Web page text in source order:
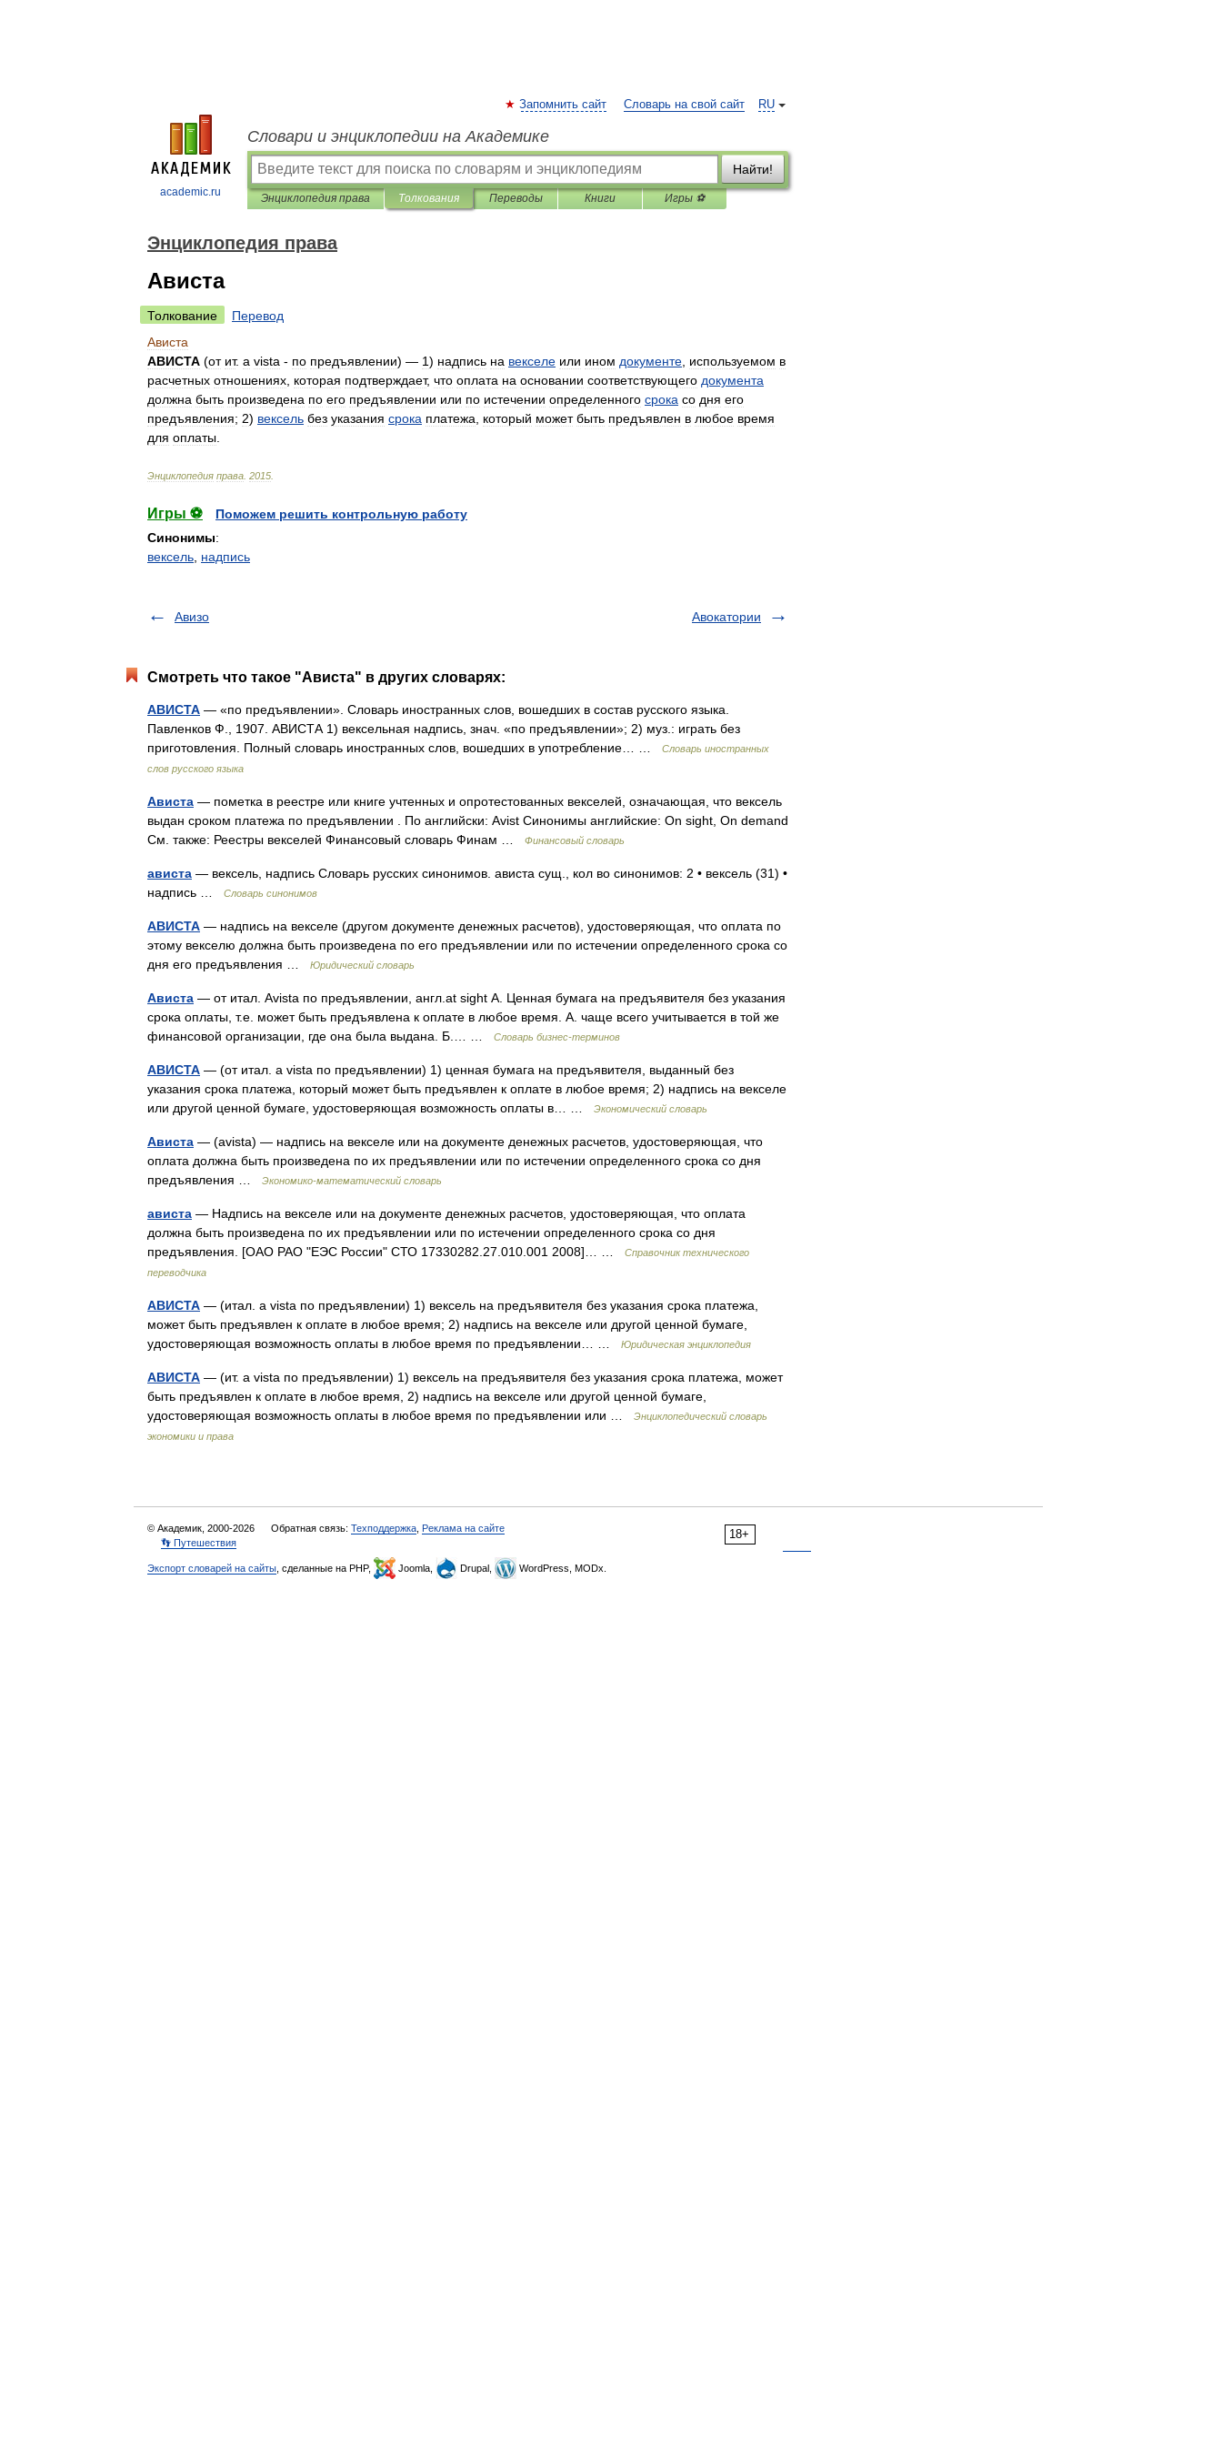
academic.ru
RU
Запомнить сайт Словарь на свой сайт
Словари и энциклопедии на Академике
Найти!
Энциклопедия права Толкования Переводы Книги Игры ⚽
Энциклопедия права
Ависта
Толкование
Перевод
Ависта
АВИСТА (от ит. a vista - по предъявлении) — 1) надпись на векселе или ином документе используемом в
расчетных отношениях которая подтверждает, что оплата на основании соответствующего документа
должна быть произведена по его предъявлении или по истечении определенного срока со дня его
предъявления; 2) вексель без указания срока платежа который может быть предъявлен в любое время
для оплаты
Энциклопедия права 2015
Игры ⚽
Поможем решить контрольную работу
Синонимы:
вексель надпись
Авизо Авокатории
Смотреть что такое "Ависта" в других словарях:
АВИСТА — «по предъявлении». Словарь иностранных слов, вошедших в состав русского языка.
Павленков Ф., 1907. АВИСТА 1) вексельная надпись, знач. «по предъявлении»; 2) муз.: играть без
приготовления. Полный словарь иностранных слов, вошедших в употребление… …
Словарь иностранных
слов русского языка
Ависта — пометка в реестре или книге учтенных и опротестованных векселей, означающая, что вексель
выдан сроком платежа по предъявлении . По английски: Avist Синонимы английские: On sight, On demand
См. также: Реестры векселей Финансовый словарь Финам …
Финансовый словарь
ависта — вексель, надпись Словарь русских синонимов. ависта сущ., кол во синонимов: 2 • вексель (31) •
надпись …
Словарь синонимов
АВИСТА — надпись на векселе (другом документе денежных расчетов), удостоверяющая, что оплата по
этому векселю должна быть произведена по его предъявлении или по истечении определенного срока со
дня его предъявления …
Юридический словарь
Ависта — от итал. Avista по предъявлении, англ.at sight А. Ценная бумага на предъявителя без указания
срока оплаты, т.е. может быть предъявлена к оплате в любое время. А. чаще всего учитывается в той же
финансовой организации, где она была выдана. Б.… …
Словарь бизнес-терминов
АВИСТА — (от итал. a vista по предъявлении) 1) ценная бумага на предъявителя, выданный без
указания срока платежа, который может быть предъявлен к оплате в любое время; 2) надпись на векселе
или другой ценной бумаге, удостоверяющая возможность оплаты в… …
Экономический словарь
Ависта — (avista) — надпись на векселе или на документе денежных расчетов, удостоверяющая, что
оплата должна быть произведена по их предъявлении или по истечении определенного срока со дня
предъявления …
Экономико-математический словарь
ависта — Надпись на векселе или на документе денежных расчетов, удостоверяющая, что оплата
должна быть произведена по их предъявлении или по истечении определенного срока со дня
предъявления. [ОАО РАО "ЕЭС России" СТО 17330282.27.010.001 2008]… …
Справочник технического
переводчика
АВИСТА — (итал. a vista по предъявлении) 1) вексель на предъявителя без указания срока платежа,
может быть предъявлен к оплате в любое время; 2) надпись на векселе или другой ценной бумаге,
удостоверяющая возможность оплаты в любое время по предъявлении… …
Юридическая энциклопедия
АВИСТА — (ит. a vista по предъявлении) 1) вексель на предъявителя без указания срока платежа, может
быть предъявлен к оплате в любое время, 2) надпись на векселе или другой ценной бумаге,
удостоверяющая возможность оплаты в любое время по предъявлении или …
Энциклопедический словарь
экономики и права
18+
© Академик, 2000-2026 Обратная связь: Техподдержка Реклама на сайте
👣 Путешествия
Экспорт словарей на сайты , сделанные на PHP, Joomla, Drupal, WordPress, MODx.